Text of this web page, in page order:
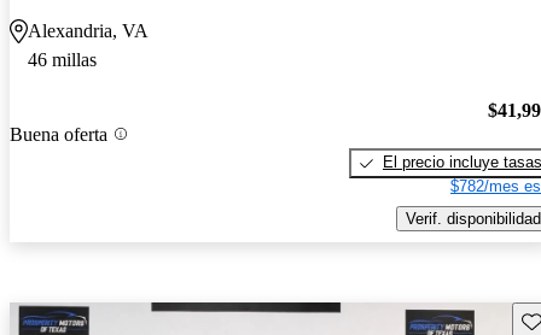
Alexandria, VA
46 millas
Buena oferta
El precio incluye tasas
$782/mes
Verif. disponibilidad